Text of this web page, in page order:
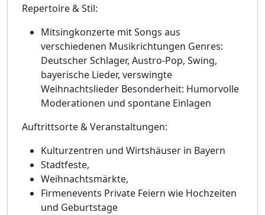
Repertoire & Stil:
Mitsingkonzerte mit Songs aus
verschiedenen Musikrichtungen Genres:
Deutscher Schlager, Austro-Pop, Swing,
bayerische Lieder, verswingte
Weihnachtslieder Besonderheit: Humorvolle
Moderationen und spontane Einlagen​
Auftrittsorte & Veranstaltungen:
Kulturzentren und Wirtshäuser in Bayern
Stadtfeste,
Weihnachtsmärkte,
Firmenevents Private Feiern wie Hochzeiten
und Geburtstage​